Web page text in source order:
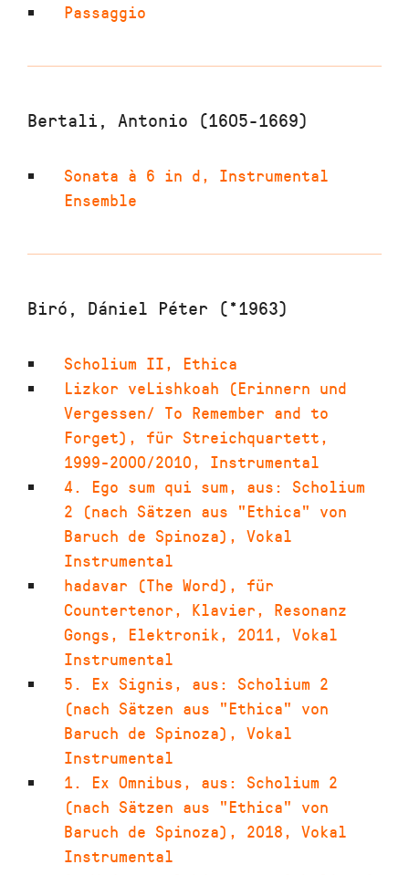
Passaggio
Bertali, Antonio (1605-1669)
Sonata à 6 in d, Instrumental
Ensemble
Biró, Dániel Péter (*1963)
Scholium II, Ethica
Lizkor veLishkoah (Erinnern und
Vergessen/ To Remember and to
Forget) , für Streichquartett,
1999-2000/2010, Instrumental
4. Ego sum qui sum, aus: Scholium
2 (nach Sätzen aus "Ethica" von
Baruch de Spinoza) , Vokal
Instrumental
hadavar (The Word) , für
Countertenor, Klavier, Resonanz
Gongs, Elektronik, 2011, Vokal
Instrumental
5. Ex Signis, aus: Scholium 2
(nach Sätzen aus "Ethica" von
Baruch de Spinoza) , Vokal
Instrumental
1. Ex Omnibus, aus: Scholium 2
(nach Sätzen aus "Ethica" von
Baruch de Spinoza) , 2018, Vokal
Instrumental